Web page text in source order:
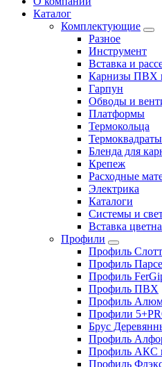
Каталог
Комплектующие
Разное
Инструмент
Вставка и
Карнизы ПВХ
Гарпун
Обводы и
Платформы
Термокольца
Термоквадраты
Бленда для
Крепеж
Расходные
Электрика
Каталоги
Системы и
Вставка
Профили
Профиль
Профиль
Профиль
Профиль ПВХ
Профиль
Профили
Брус
Профиль
Профиль
Профиль